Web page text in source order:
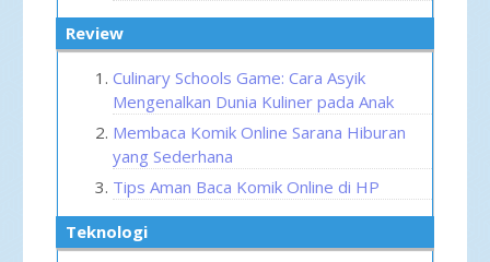
Review
Culinary Schools Game: Cara Asyik
Mengenalkan Dunia Kuliner pada Anak
Membaca Komik Online Sarana Hiburan
yang Sederhana
Tips Aman Baca Komik Online di HP
Teknologi